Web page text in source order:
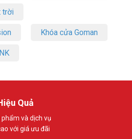
trời
Khóa cửa Goman
Quả
và dịch vụ
với giá ưu đãi